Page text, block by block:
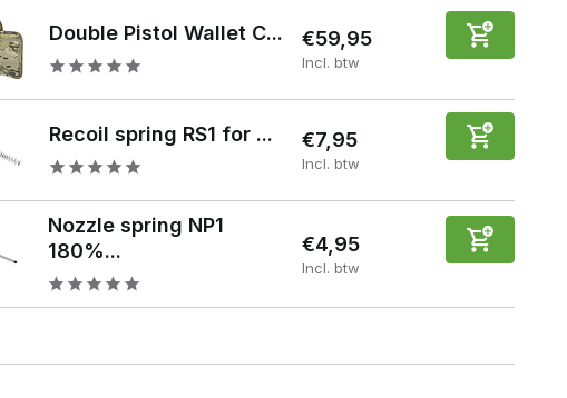
Double Pistol Wallet C... €59,95
Incl. btw
Recoil spring RS1 for ... €7,95
Incl. btw
Nozzle spring NP1
180%...
€4,95
Incl. btw